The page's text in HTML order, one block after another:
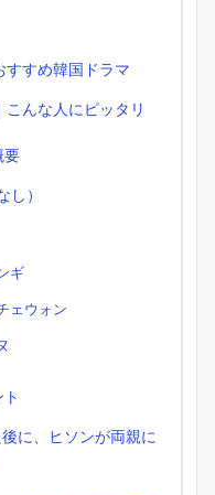
すめ韓国ドラマ
んな人にピッタリ
要
）
ギ
ェウォン
に、ヒソンが両親に